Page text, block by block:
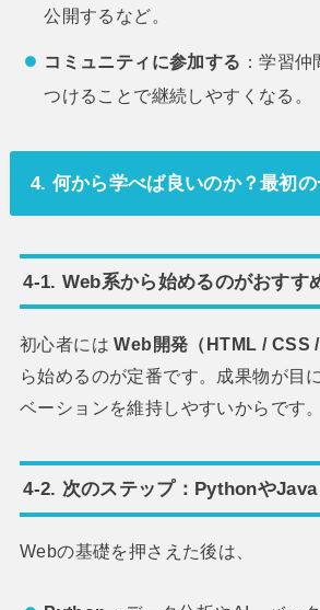
公開するなど。
コミュニティに参加する ：学習
つけることで継続しやすくなる。
4. 何から学べば良いのか？最初
4-1. Web系から始めるのがおすす
初心者にはWeb開発（HTML / CSS
ら始めるのが定番です。成果物が目
ベーションを維持しやすいからです。
4-2. 次のステップ：PythonやJava
Webの基礎を押さえた後は、